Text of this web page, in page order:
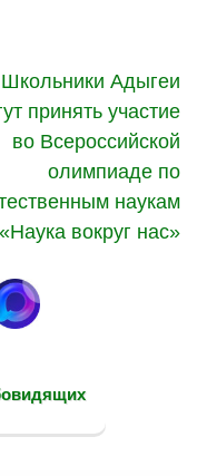
Школьники Адыгеи
принять участие
во Всероссийской
олимпиаде по
наукам
«Наука вокруг нас»